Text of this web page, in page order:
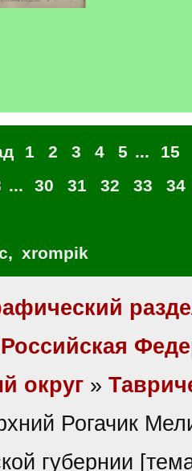
1 2 3 4 5 ...
15
... 30 31 32 33 34
, xrompik
Российская
округ »
Рогачик
губернии